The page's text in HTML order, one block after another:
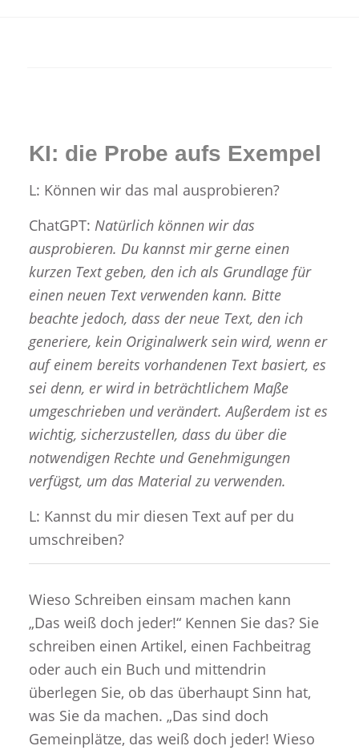
KI: die Probe aufs Exempel
L: Können wir das mal ausprobieren?
ChatGPT: Natürlich können wir das
ausprobieren. Du kannst mir gerne einen
kurzen Text geben, den ich als Grundlage für
einen neuen Text verwenden kann. Bitte
beachte jedoch, dass der neue Text, den ich
generiere, kein Originalwerk sein wird, wenn er
auf einem bereits vorhandenen Text basiert, es
sei denn, er wird in beträchtlichem Maße
umgeschrieben und verändert. Außerdem ist es
wichtig, sicherzustellen, dass du über die
notwendigen Rechte und Genehmigungen
verfügst, um das Material zu verwenden.
L: Kannst du mir diesen Text auf per du
umschreiben?
Wieso Schreiben einsam machen kann
„Das weiß doch jeder!“ Kennen Sie das? Sie
schreiben einen Artikel, einen Fachbeitrag
oder auch ein Buch und mittendrin
überlegen Sie, ob das überhaupt Sinn hat,
was Sie da machen. „Das sind doch
Gemeinplätze, das weiß doch jeder! Wieso